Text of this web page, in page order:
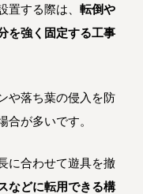
置する際は、 転倒や
を強く固定する工事
や落ち葉の侵入を防
合が多いです。
に合わせて遊具を撤
などに転用できる構